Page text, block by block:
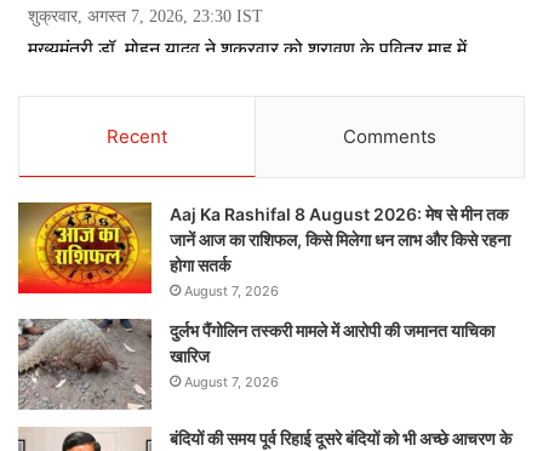
Recent Comments
Aaj Ka Rashifal 8 August 2026: मेष से मीन तक
जानें आज का राशिफल, किसे मिलेगा धन लाभ और किसे रहना
होगा सतर्क
August 7, 2026
दुर्लभ पैंगोलिन तस्करी मामले में आरोपी की जमानत याचिका
खारिज
August 7, 2026
बंदियों की समय पूर्व रिहाई दूसरे बंदियों को भी अच्छे आचरण के